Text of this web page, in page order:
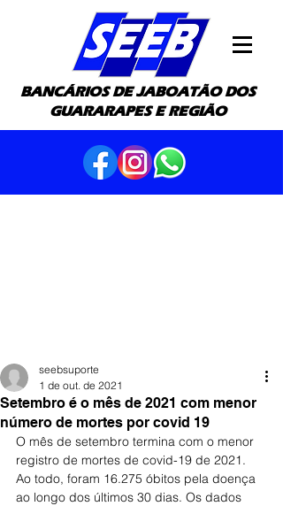
BANCÁRIOS DE JABOATÃO DOS
GUARARAPES E REGIÃO
Setembro é o mês de 2021 com menor
número de mortes por covid 19
seebsuporte
1 de out. de 2021
O mês de setembro termina com o menor
registro de mortes de covid-19 de 2021.
Ao todo, foram 16.275 óbitos pela doença
ao longo dos últimos 30 dias. Os dados